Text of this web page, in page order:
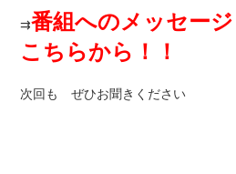
⇉番組へのメッセー
こちらから！！
次回も ぜひお聞きください